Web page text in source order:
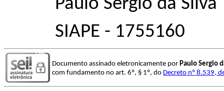
Paulo Sergio da Silva
SIAPE - 1755160
Documento assinado eletronicamente por Paulo Sergio
com fundamento no art. 6º, § 1º, do Decreto nº 8.539,